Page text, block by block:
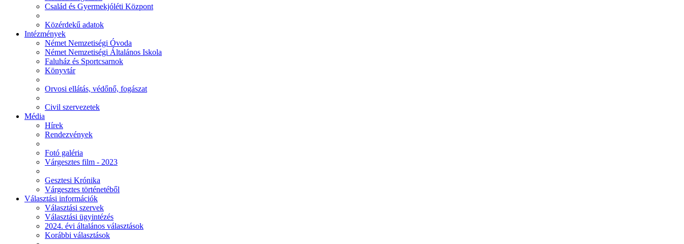
Család és Gyermekjóléti Központ
Közérdekű adatok
Intézmények
Német Nemzetiségi Óvoda
Német Nemzetiségi Általános Iskola
Faluház és Sportcsarnok
Könyvtár
Orvosi ellátás, védőnő, fogászat
Civil szervezetek
Média
Hírek
Rendezvények
Fotó galéria
Várgesztes film - 2023
Gesztesi Krónika
Várgesztes történetéből
Választási információk
Választási szervek
Választási ügyintézés
2024. évi általános választások
Korábbi választások